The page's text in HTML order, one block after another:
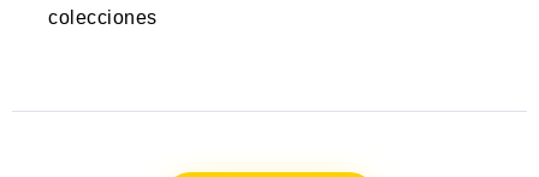
colecciones